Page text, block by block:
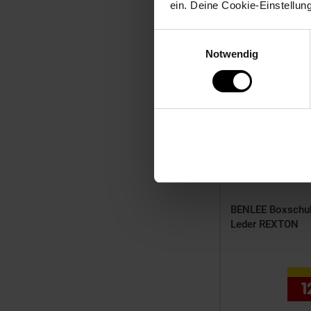
ein. Deine Cookie-
Notwendig
Zum
BENLEE
Leder REXTON